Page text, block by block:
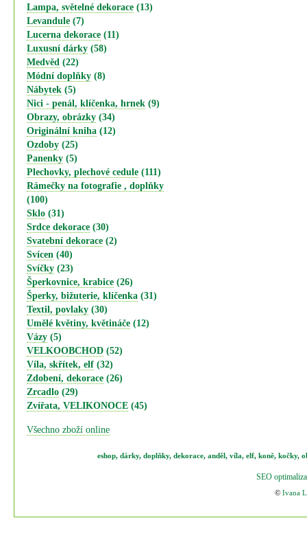
Lampa, světelné dekorace (13)
Levandule (7)
Lucerna dekorace (11)
Luxusní dárky (58)
Medvěd (22)
Módní doplňky (8)
Nábytek (5)
Nici - penál, klíčenka, hrnek (9)
Obrazy, obrázky (34)
Originální kniha (12)
Ozdoby (25)
Panenky (5)
Plechovky, plechové cedule (111)
Rámečky na fotografie , doplňky
(100)
Sklo (31)
Srdce dekorace (30)
Svatební dekorace (2)
Svícen (40)
Svíčky (23)
Šperkovnice, krabice (26)
Šperky, bižuterie, klíčenka (31)
Textil, povlaky (30)
Umělé květiny, květináče (12)
Vázy (5)
VELKOOBCHOD (52)
Víla, skřítek, elf (32)
Zdobení, dekorace (26)
Zrcadlo (29)
Zvířata, VELIKONOCE (45)
Všechno zboží online
eshop, dárky, doplňky, dekorace, anděl, víla, elf, koně, kočky,
SEO
© Ivana